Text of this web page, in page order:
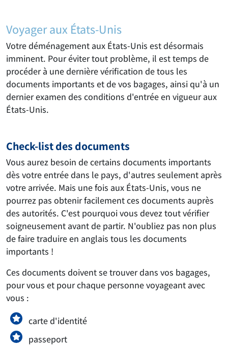
Voyager aux États-Unis
Votre déménagement aux États-Unis est désormais
imminent. Pour éviter tout problème, il est temps de
procéder à une dernière vérification de tous les
documents importants et de vos bagages, ainsi qu'à un
dernier examen des conditions d'entrée en vigueur aux
États-Unis.
Check-list des documents
Vous aurez besoin de certains documents importants
dès votre entrée dans le pays, d'autres seulement après
votre arrivée. Mais une fois aux États-Unis, vous ne
pourrez pas obtenir facilement ces documents auprès
des autorités. C'est pourquoi vous devez tout vérifier
soigneusement avant de partir. N'oubliez pas non plus
de faire traduire en anglais tous les documents
importants !
Ces documents doivent se trouver dans vos bagages,
pour vous et pour chaque personne voyageant avec
vous :
carte d'identité
passeport